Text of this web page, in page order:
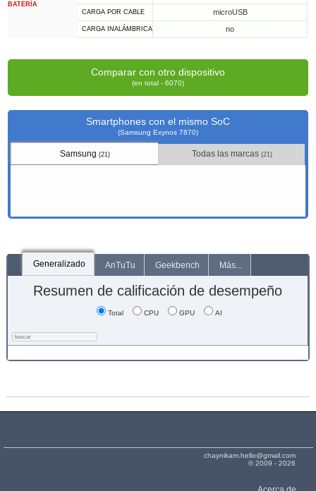
BATERÍA
CARGA POR CABLE microUSB
CARGA INALÁMBRICA no
Comparar con otro dispositivo
(en total - 6070)
Smartphones con el mismo SoC
(Samsung Exynos 7870)
Samsung (21) Todas las marcas (21)
Generalizado AnTuTu Geekbench Más...
Resumen de calificación de desempeño
Total CPU GPU AI
chaynikam.hello@gmail.com
© 2009 - 2026